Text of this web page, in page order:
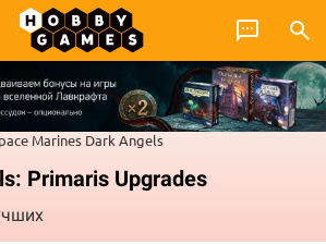
Marines Dark Angels
Primaris Upgrades